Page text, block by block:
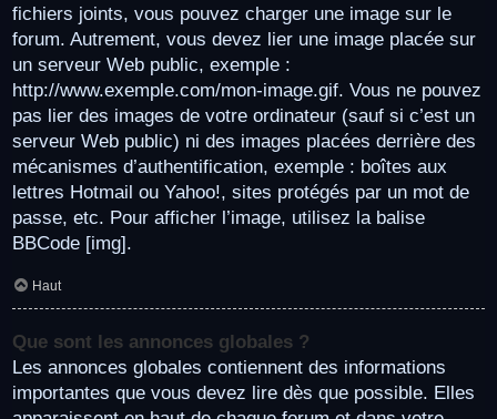
fichiers joints, vous pouvez charger une image sur le
forum. Autrement, vous devez lier une image placée sur
un serveur Web public, exemple :
http://www.exemple.com/mon-image.gif. Vous ne pouvez
pas lier des images de votre ordinateur (sauf si c’est un
serveur Web public) ni des images placées derrière des
mécanismes d’authentification, exemple : boîtes aux
lettres Hotmail ou Yahoo!, sites protégés par un mot de
passe, etc. Pour afficher l’image, utilisez la balise
BBCode [img].
Haut
Que sont les annonces globales ?
Les annonces globales contiennent des informations
importantes que vous devez lire dès que possible. Elles